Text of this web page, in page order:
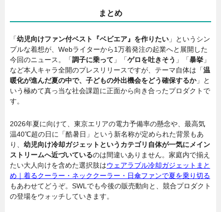
まとめ
「幼児向けファン付ベスト『ベビエア』を作りたい 」というシン
プルな着想が、Webライターから1万着発注の起業へと展開した
今回のニュース。「調子に乗って 」「ゲロを吐きそう 」「暴挙 」
など本人キャラ全開のプレスリリースですが、テーマ自体は「温
暖化が進んだ夏の中で、子どもの外出機会をどう確保するか」と
いう極めて真っ当な社会課題に正面から向き合ったプロダクトで
す。
2026年夏に向けて、東京エリアの電力予備率の懸念や、最高気
温40℃超の日に「酷暑日」という新名称が定められた背景もあ
り、 幼児向け冷却ガジェットというカテゴリ自体が一気にメイン
ストリームへ近づいているのは間違いありません。家庭内で揃え
たい大人向けを含めた選択肢はウェアラブル冷却ガジェットまと
め｜着るクーラー・ネッククーラー・日傘ファンで夏を乗り切る
もあわせてどうぞ。SWLでも今後の販売動向と、競合プロダクト
の登場をウォッチしていきます。